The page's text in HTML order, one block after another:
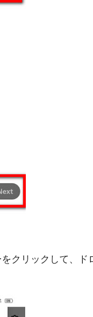
クリックして、ド